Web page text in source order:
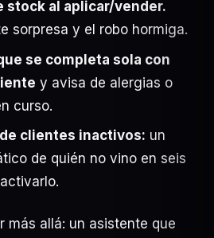
stock al aplicar/vender.
sorpresa y el robo hormiga.
se completa sola con
y avisa de alergias o
curso.
clientes inactivos: un
de quién no vino en seis
más allá: un asistente que